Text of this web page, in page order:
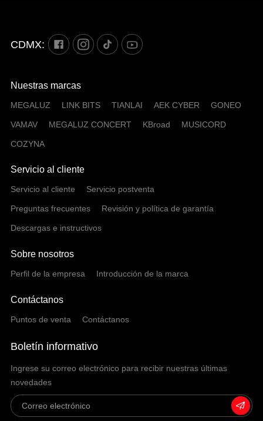
CDMX:
Nuestras marcas
MEGALUZ LINK BITS TIANLAI AEK CYBER GONEO
VAMAV MEGALUZ CONCERT KBroad MUSICORD
COZYNA
Servicio al cliente
Servicio al cliente Servicio postventa
Preguntas frecuentes Revisión y política de garantía
Descargas e instructivos
Sobre nosotros
Perfil de la empresa Introducción de la marca
Contáctanos
Puntos de venta Contáctanos
Boletín informativo
Ingrese su correo electrónico para recibir nuestras últimas
novedades